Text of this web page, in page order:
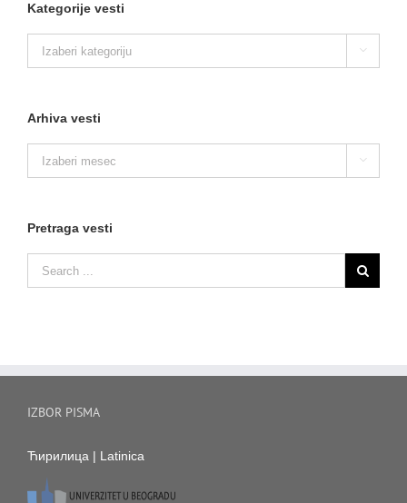
Kategorije vesti
vesti

Arhiva vesti
vesti

Pretraga vesti
IZBOR PISMA
Ћирилица | Latinica